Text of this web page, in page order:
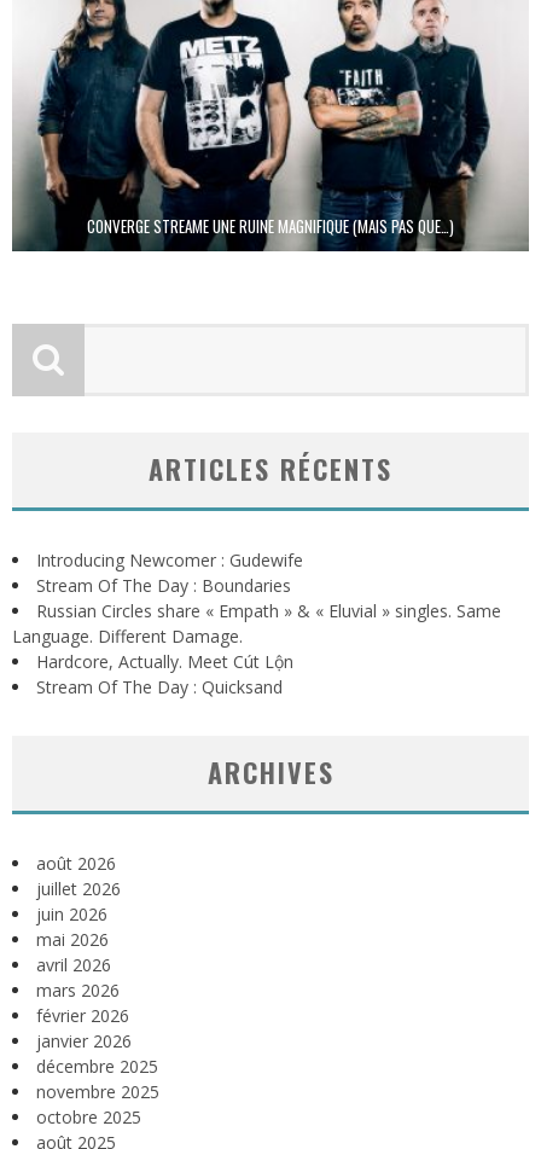
CONVERGE STREAME UNE RUINE MAGNIFIQUE (MAIS PAS QUE…)
ARTICLES RÉCENTS
Introducing Newcomer : Gudewife
Stream Of The Day : Boundaries
Russian Circles share « Empath » & « Eluvial » singles. Same
Language. Different Damage.
Hardcore, Actually. Meet Cút Lộn
Stream Of The Day : Quicksand
ARCHIVES
août 2026
juillet 2026
juin 2026
mai 2026
avril 2026
mars 2026
février 2026
janvier 2026
décembre 2025
novembre 2025
octobre 2025
août 2025